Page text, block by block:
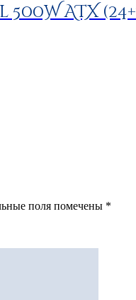
ATX
поля помечены *